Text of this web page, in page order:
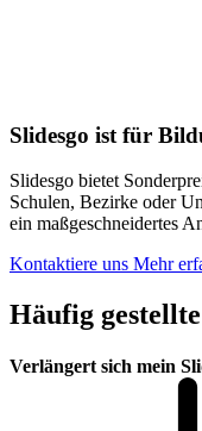
Slidesgo ist für
Slidesgo bietet
Schulen, Bezirke oder
ein maßgeschneidertes
Kontaktiere uns Mehr
Häufig
Verlängert sich mein